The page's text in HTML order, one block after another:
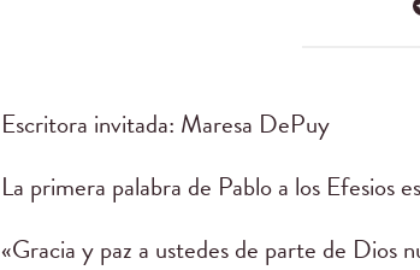
Escritora invitada: Maresa DePuy
La primera palabra de Pablo a los Efesios
«Gracia y paz a ustedes de parte de Dios